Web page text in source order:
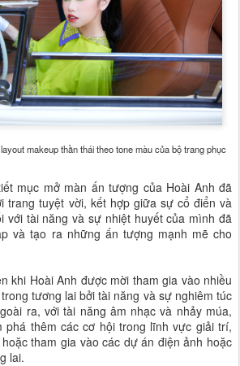
makeup thần thái theo tone màu của bộ trang phục
mục mở màn ấn tượng của Hoài Anh đã
trang tuyệt vời, kết hợp giữa sự cổ điển và
với tài năng và sự nhiệt huyết của mình đã
và tạo ra những ấn tượng mạnh mẽ cho
khi Hoài Anh được mời tham gia vào nhiều
tương lai bởi tài năng và sự nghiêm túc
ra, với tài năng âm nhạc và nhảy múa,
phá thêm các cơ hội trong lĩnh vực giải trí,
tham gia vào các dự án điện ảnh hoặc
lai.